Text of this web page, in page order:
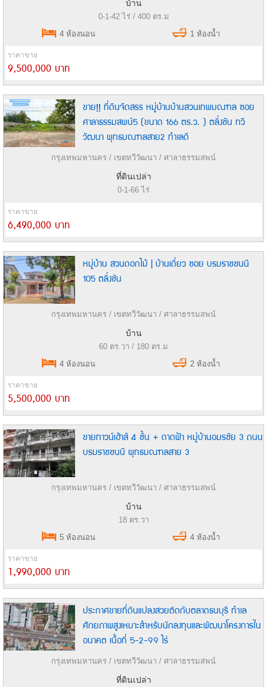
บ้าน
0-1-42 ไร่ / 400 ตร.ม
4 ห้องนอน
1 ห้องน้ำ
ราคาขาย
9,500,000 บาท
ขาย!! ที่ดินจัดสรร หมู่บ้านบ้านสวนเทพมณฑล ซอย
ศาลาธรรมสพน์5 (ขนาด 166 ตร.ว. ) ตลิ่งชัน ทวี
วัฒนา พุทธมณฑลสาย2 ทำเลดี
กรุงเทพมหานคร / เขตทวีวัฒนา / ศาลาธรรมสพน์
ที่ดินเปล่า
0-1-66 ไร่
ราคาขาย
6,490,000 บาท
หมู่บ้าน สวนดอกไม้ | บ้านเดี่ยว ซอย บรมราชชนนี
105 ตลิ่งชัน
กรุงเทพมหานคร / เขตทวีวัฒนา / ศาลาธรรมสพน์
บ้าน
60 ตร.วา / 180 ตร.ม
4 ห้องนอน
2 ห้องน้ำ
ราคาขาย
5,500,000 บาท
ขายทาวน์เฮ้าส์ 4 ชั้น + ดาดฟ้า หมู่บ้านอมรชัย 3 ถนน
บรมราชชนนี พุทธมณฑลสาย 3
กรุงเทพมหานคร / เขตทวีวัฒนา / ศาลาธรรมสพน์
บ้าน
18 ตร.วา
5 ห้องนอน
4 ห้องน้ำ
ราคาขาย
1,990,000 บาท
ประกาศขายที่ดินแปลงสวยติดกับตลาดธนบุรี ทำเล
ศักยภาพสูงเหมาะสำหรับนักลงทุนและพัฒนาโครงการใน
อนาคต เนื้อที่ 5-2-99 ไร่
กรุงเทพมหานคร / เขตทวีวัฒนา / ศาลาธรรมสพน์
ที่ดินเปล่า